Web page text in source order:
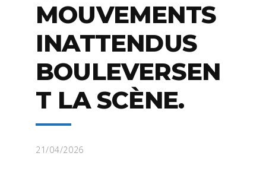
MOUVEMENTS
INATTENDUS
BOULEVERSEN
T LA SCÈNE.
21/04/2026